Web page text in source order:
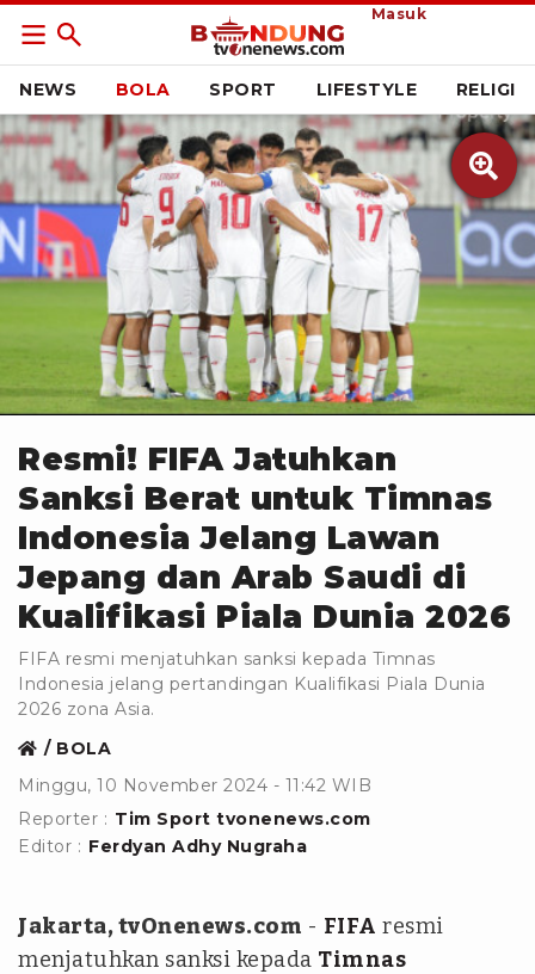
Masuk
NEWS BOLA SPORT LIFESTYLE RELIGI

PSSI
Resmi! FIFA Jatuhkan
Sanksi Berat untuk Timnas
Indonesia Jelang Lawan
Jepang dan Arab Saudi di
Kualifikasi Piala Dunia 2026
FIFA resmi menjatuhkan sanksi kepada Timnas
Indonesia jelang pertandingan Kualifikasi Piala Dunia
2026 zona Asia.
BOLA
Minggu, 10 November 2024 - 11:42 WIB
Reporter : Tim Sport tvonenews.com
Editor : Ferdyan Adhy Nugraha
Jakarta, tvOnenews.com - FIFA resmi
menjatuhkan sanksi kepada Timnas